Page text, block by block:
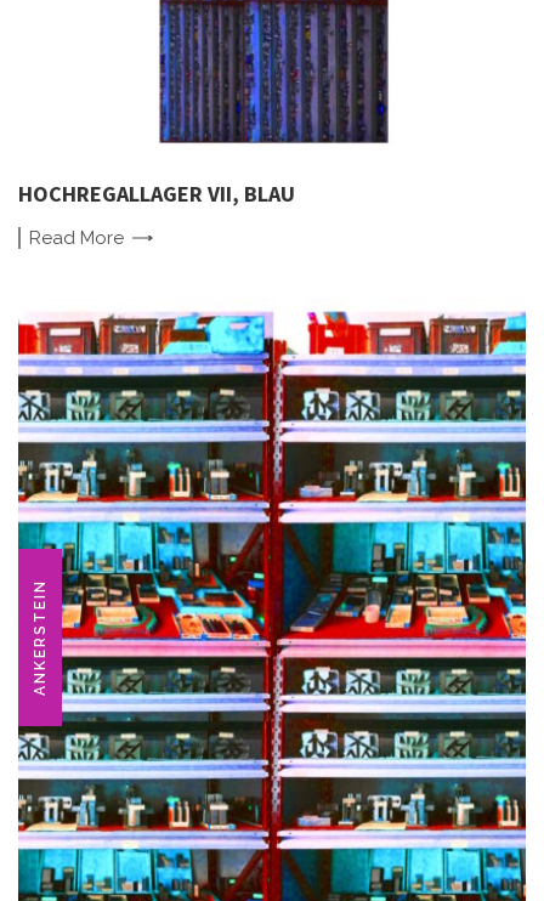
HOCHREGALLAGER VII, BLAU
Read More
ANKERSTEIN